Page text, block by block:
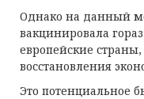
Однако на данный
вакцинировала
европейские
восстановления
Это потенциальное